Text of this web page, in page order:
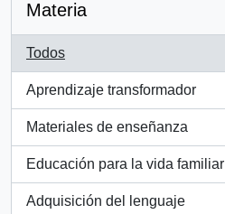
Materia
Todos
Aprendizaje transformador
, 6 resultados
Materiales de enseñanza
, 6 resultados
Educación para la vida familiar
, 3 resultados
Adquisición del lenguaje
, 2 resultados